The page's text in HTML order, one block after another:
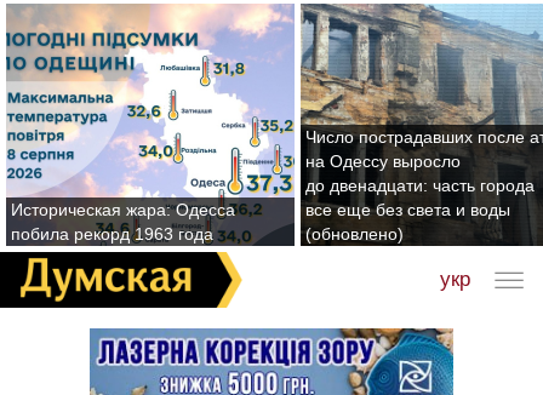
Историческая жара: Одесса
побила рекорд 1963 года
Число пострадавших после
на Одессу выросло
до двенадцати: часть города
все еще без света и воды
(обновлено)
укр